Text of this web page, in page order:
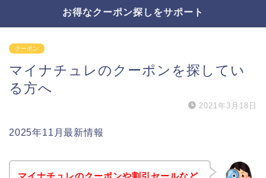
お得なクーポン探しをサポート
クーポン
マイナチュレのクーポンを探してい
る方へ
2021年3月18日
2025年11月最新情報
マイナチュレのクーポンや割引セールなど